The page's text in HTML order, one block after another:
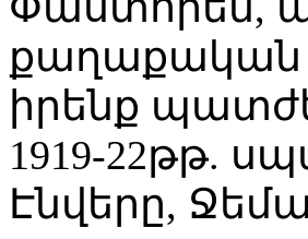
քաղաքական
իրենք
1919-22թթ.
Էնվերը,